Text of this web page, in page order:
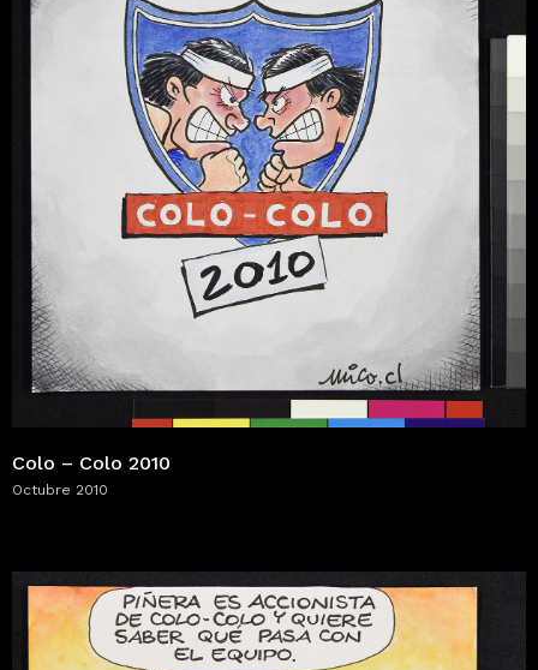
Colo – Colo 2010
Octubre 2010